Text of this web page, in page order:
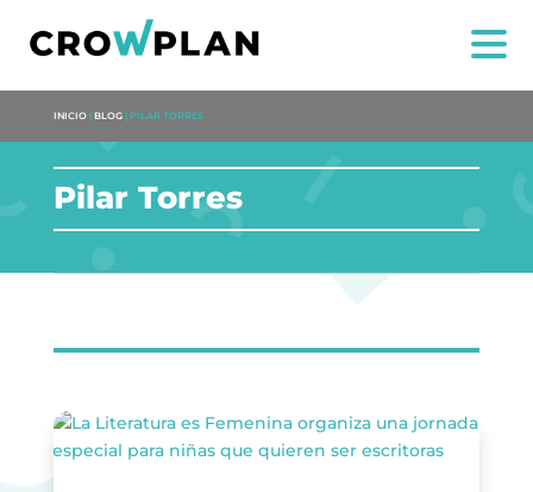
PROGETTI
INICIO | BLOG | PILAR TORRES
Pilar Torres